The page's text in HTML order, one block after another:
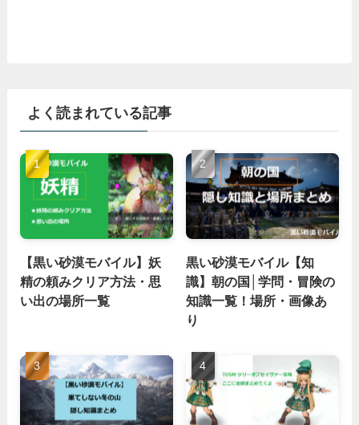
よく読まれている記事
【黒い砂漠モバイル】妖
精の頼みクリア方法・思
い出の場所一覧
黒い砂漠モバイル【知
識】朝の国│学問・冒険の
知識一覧！場所・画像あ
り